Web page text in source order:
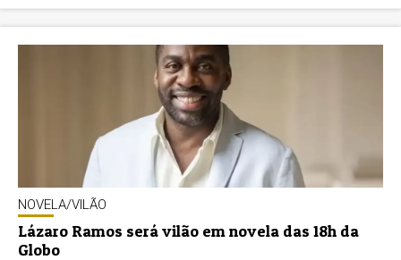
NOVELA/VILÃO
Lázaro Ramos será vilão em novela das 18h da
Globo